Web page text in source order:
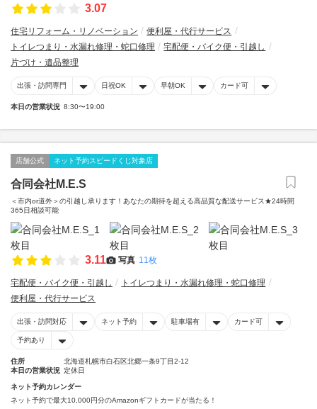
3.07
住宅リフォーム・リノベーション
便利屋・代行サービス
トイレつまり・水漏れ修理・蛇口修理
宅配便・バイク便・引越し
片づけ・遺品整理
出張・訪問専門 日祝OK 早朝OK カード可
本日の営業状況 8:30〜19:00
店舗公式 ネット予約スピードくじ対象店
合同会社M.E.S
＜市内or道外＞の引越し承ります！あなたの期待を超える高品質な配送サービス★24時間
365日相談可能
3.11 写真 11枚
宅配便・バイク便・引越し
トイレつまり・水漏れ修理・蛇口修理
便利屋・代行サービス
出張・訪問対応 ネット予約 駐車場有 カード可
予約あり
住所
北海道札幌市白石区北郷一条9丁目2-12
本日の営業状況 定休日
ネット予約カレンダー
ネット予約で最大10,000円分のAmazonギフトカードが当たる！